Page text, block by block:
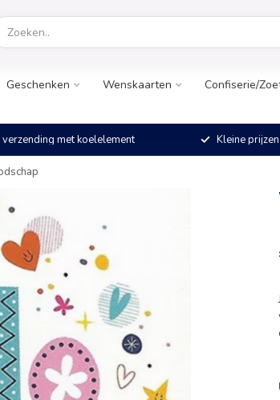
Geschenken Wenskaarten Confiserie/
verzending met koelelement Kleine